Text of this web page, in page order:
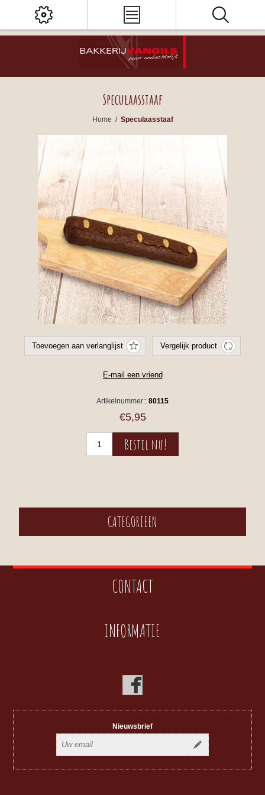
Speculaasstaaf
Home / Speculaasstaaf
Artikelnummer:: 80115
€5,95
CATEGORIEEN
CONTACT
INFORMATIE
Nieuwsbrief